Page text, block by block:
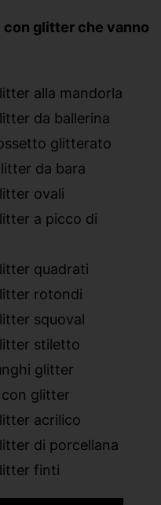
glitter che vanno
alla mandorla
da ballerina
glitterato
da bara
ovali
a picco di
quadrati
rotondi
squoval
stiletto
glitter
glitter
acrilico
di porcellana
finti